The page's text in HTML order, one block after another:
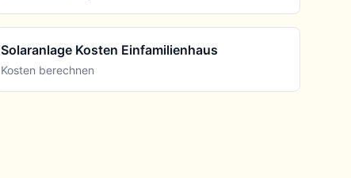
Solaranlage Kosten Einfamilienhaus
Kosten berechnen